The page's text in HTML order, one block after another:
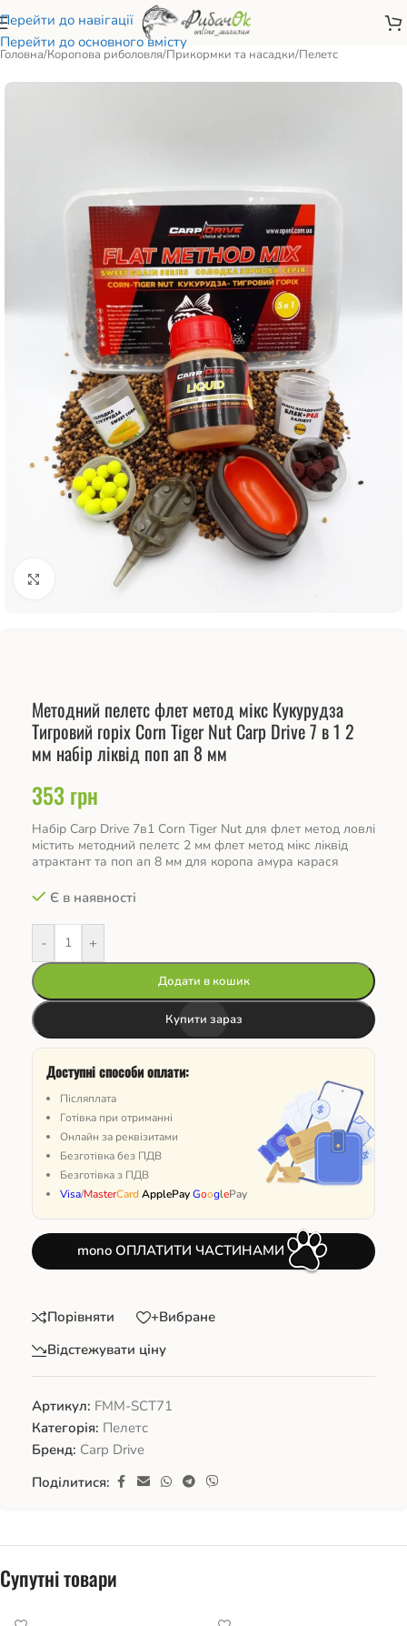
Перейти до навігації
Перейти до основного вмісту
Головна/Коропова риболовля/Прикормки та насадки/Пелетс
Натисніть, щоб збільшити
Методний пелетс флет метод мікс Кукурудза
Тигровий горіх Corn Tiger Nut Carp Drive 7 в 1 2
мм набір ліквід поп ап 8 мм
353 грн
Набір Carp Drive 7в1 Corn Tiger Nut для флет метод ловлі
містить методний пелетс 2 мм флет метод мікс ліквід
атрактант та поп ап 8 мм для коропа амура карася
Є в наявності
- +
Додати в кошик
Купити зараз
Доступні способи оплати:
Післяплата
Готівка при отриманні
Онлайн за реквізитами
Безготівка без ПДВ
Безготівка з ПДВ
Visa/MasterCardApplePayGooglePay
mono ОПЛАТИТИ ЧАСТИНАМИ
Порівняти
+Вибране
Відстежувати ціну
Артикул: FMM-SCT71
Категорія: Пелетс
Бренд: Carp Drive
Поділитися:
Супутні товари